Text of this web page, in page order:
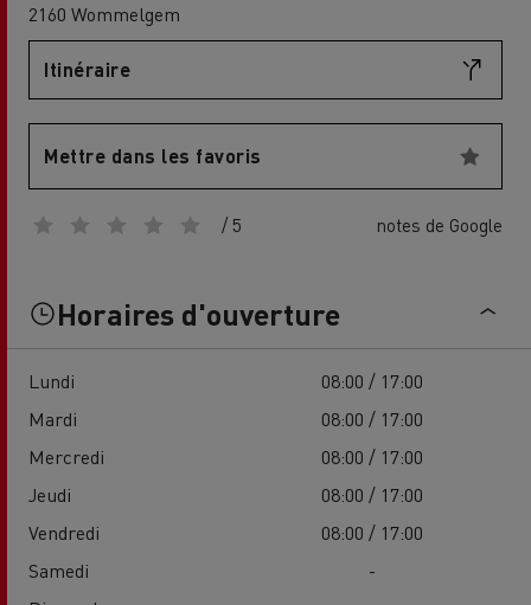
2160 Wommelgem
Itinéraire
Mettre dans les favoris
/ 5 notes de Google
Horaires d'ouverture
Lundi
08:00 / 17:00
Mardi
08:00 / 17:00
Mercredi
08:00 / 17:00
Jeudi
08:00 / 17:00
Vendredi
08:00 / 17:00
Samedi
-